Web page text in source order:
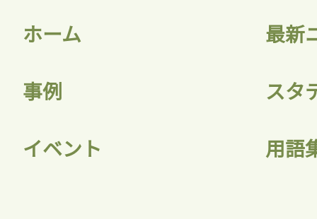
ホーム 最新
事例 スタ
イベント 用語